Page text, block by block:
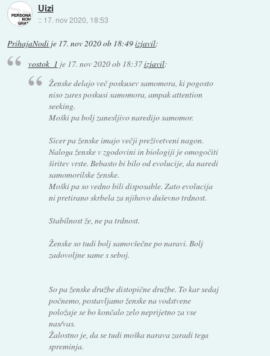
Uizi
:: 17. nov 2020, 18:53
PrihajaNodi je 17. nov 2020 ob 18:49izjavil:
vostok_1 je 17. nov 2020 ob 18:37izjavil:
Ženske delajo več poskusev samomora, ki pogosto
niso zares poskusi samomora, ampak attention
seeking.
Moški pa bolj zanesljivo naredijo samomor.
Sicer pa ženske imajo večji preživetveni nagon.
Naloga ženske v zgodovini in biologiji je omogočiti
širitev vrste. Bebasto bi bilo od evolucije, da naredi
samomorilske ženske.
Moški pa so vedno bili disposable. Zato evolucija
ni pretirano skrbela za njihovo duševno trdnost.
Stabilnost že, ne pa trdnost.
Ženske so tudi bolj samovšečne po naravi. Bolj
zadovoljne same s seboj.
So pa ženske družbe distopične družbe. To kar sedaj
počnemo, postavljamo ženske na vodstvene
položaje se bo končalo zelo neprijetno za vse
nas/vas.
Žalostno je, da se tudi moška narava zaradi tega
spreminja.